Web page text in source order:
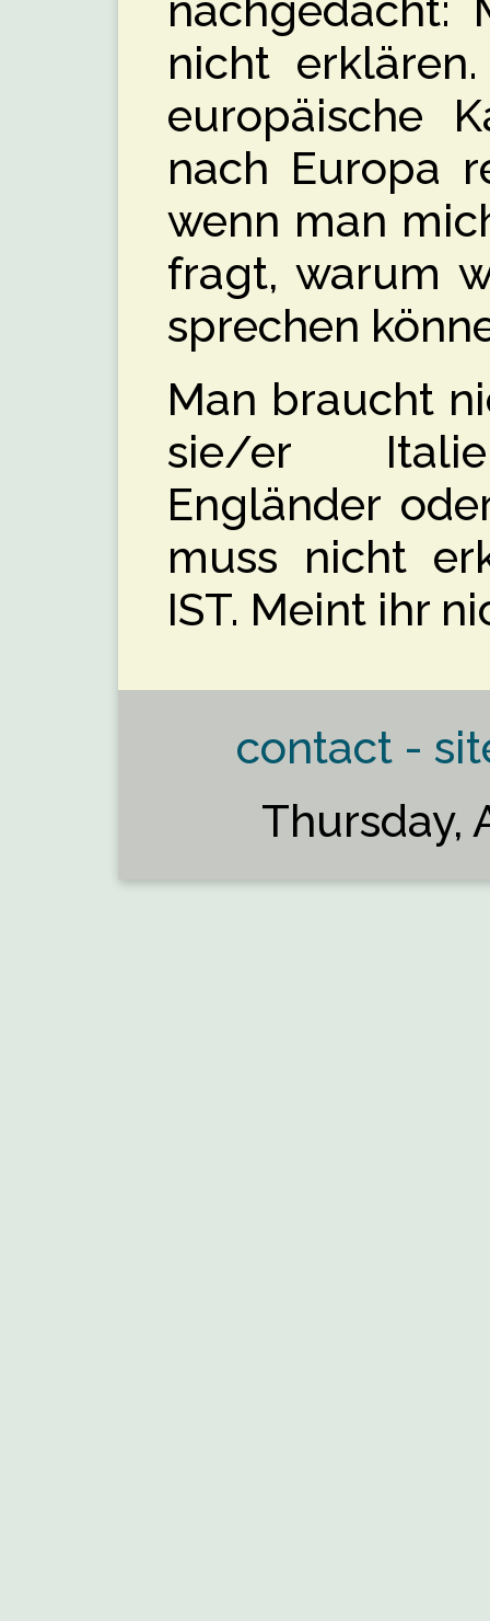
nachgedacht:
nicht
europäische
nach Europa
wenn man
fragt, warum
sprechen
Man braucht
sie/er
Engländer
muss nicht
IST. Meint ihr
contact -
Thursday,